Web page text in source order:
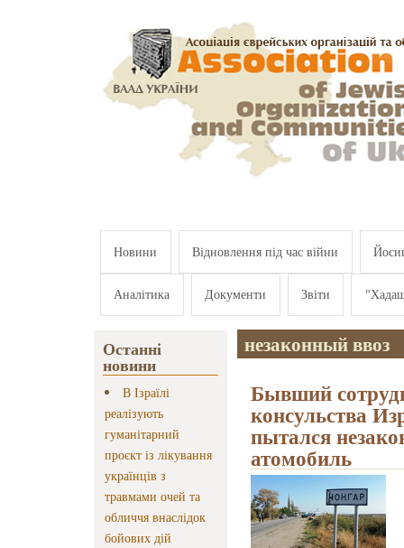
Новини Відновлення під час війни
Аналітика Документи Звіти
Останні
новини
В Ізраїлі
реалізують
гуманітарний
проєкт із лікування
українців з
травмами очей та
обличчя внаслідок
бойових дій
незаконный ввоз
Бывший
консульства
пытался
атомобиль